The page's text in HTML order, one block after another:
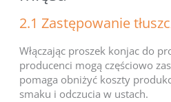
2.1 Zastępowanie
Włączając proszek konjac do
producenci mogą częściowo
pomaga obniżyć koszty
smaku i odczucia w ustach.